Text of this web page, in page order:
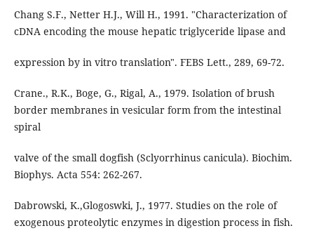
Chang S.F., Netter H.J., Will H., 1991. "Characterization of
cDNA encoding the mouse hepatic triglyceride lipase and
expression by in vitro translation". FEBS Lett., 289, 69-72.
Crane., R.K., Boge, G., Rigal, A., 1979. Isolation of brush
border membranes in vesicular form from the intestinal
spiral
valve of the small dogfish (Sclyorrhinus canicula). Biochim.
Biophys. Acta 554: 262-267.
Dabrowski, K.,Glogoswki, J., 1977. Studies on the role of
exogenous proteolytic enzymes in digestion process in fish.